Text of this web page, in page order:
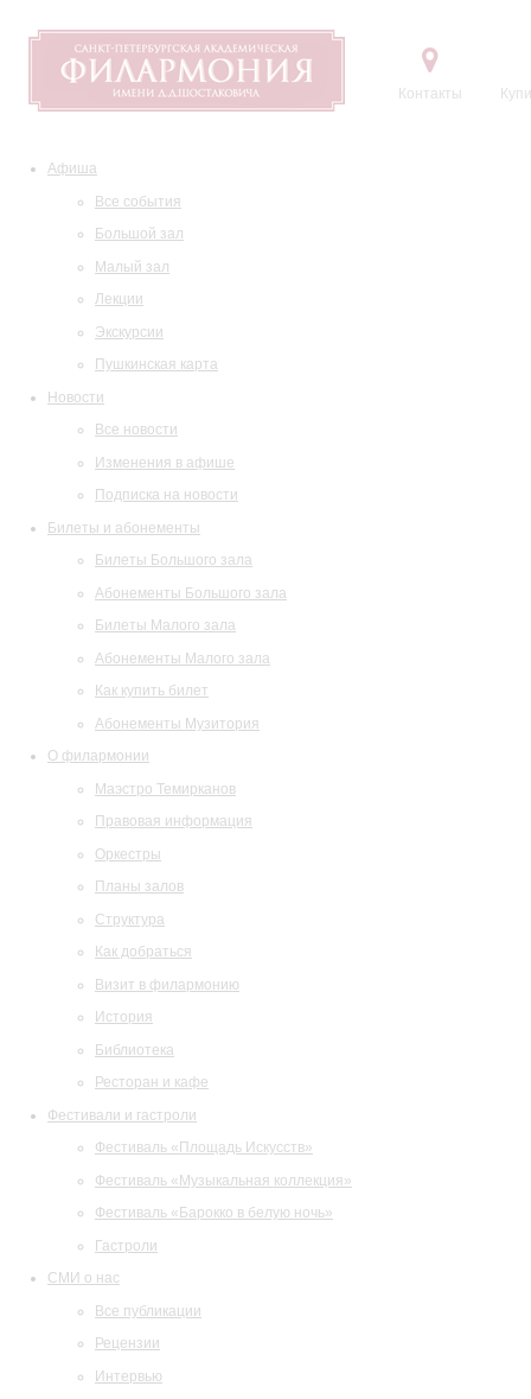
Контакты
Афиша
Все события
Большой зал
Малый зал
Лекции
Экскурсии
Пушкинская карта
Новости
Все новости
Изменения в афише
Подписка на новости
Билеты и абонементы
Билеты Большого зала
Абонементы Большого зала
Билеты Малого зала
Абонементы Малого зала
Как купить билет
Абонементы Музитория
О филармонии
Маэстро Темирканов
Правовая информация
Оркестры
Планы залов
Структура
Как добраться
Визит в филармонию
История
Библиотека
Ресторан и кафе
Фестивали и гастроли
Фестиваль «Площадь Искусств»
Фестиваль «Музыкальная коллекция»
Фестиваль «Барокко в белую ночь»
Гастроли
СМИ о нас
Все публикации
Рецензии
Интервью